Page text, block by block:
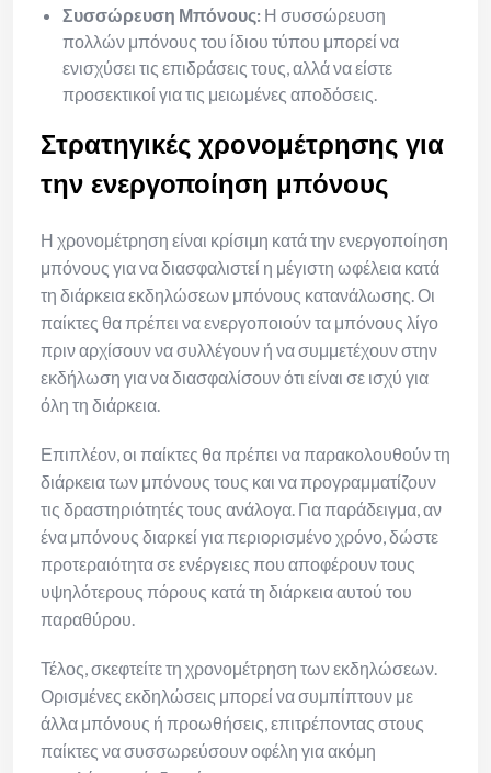
Συσσώρευση Μπόνους: Η συσσώρευση
πολλών μπόνους του ίδιου τύπου μπορεί να
ενισχύσει τις επιδράσεις τους, αλλά να είστε
προσεκτικοί για τις μειωμένες αποδόσεις.
Στρατηγικές χρονομέτρησης για
την ενεργοποίηση μπόνους
Η χρονομέτρηση είναι κρίσιμη κατά την ενεργοποίηση
μπόνους για να διασφαλιστεί η μέγιστη ωφέλεια κατά
τη διάρκεια εκδηλώσεων μπόνους κατανάλωσης. Οι
παίκτες θα πρέπει να ενεργοποιούν τα μπόνους λίγο
πριν αρχίσουν να συλλέγουν ή να συμμετέχουν στην
εκδήλωση για να διασφαλίσουν ότι είναι σε ισχύ για
όλη τη διάρκεια.
Επιπλέον, οι παίκτες θα πρέπει να παρακολουθούν τη
διάρκεια των μπόνους τους και να προγραμματίζουν
τις δραστηριότητές τους ανάλογα. Για παράδειγμα, αν
ένα μπόνους διαρκεί για περιορισμένο χρόνο, δώστε
προτεραιότητα σε ενέργειες που αποφέρουν τους
υψηλότερους πόρους κατά τη διάρκεια αυτού του
παραθύρου.
Τέλος, σκεφτείτε τη χρονομέτρηση των εκδηλώσεων.
Ορισμένες εκδηλώσεις μπορεί να συμπίπτουν με
άλλα μπόνους ή προωθήσεις, επιτρέποντας στους
παίκτες να συσσωρεύσουν οφέλη για ακόμη